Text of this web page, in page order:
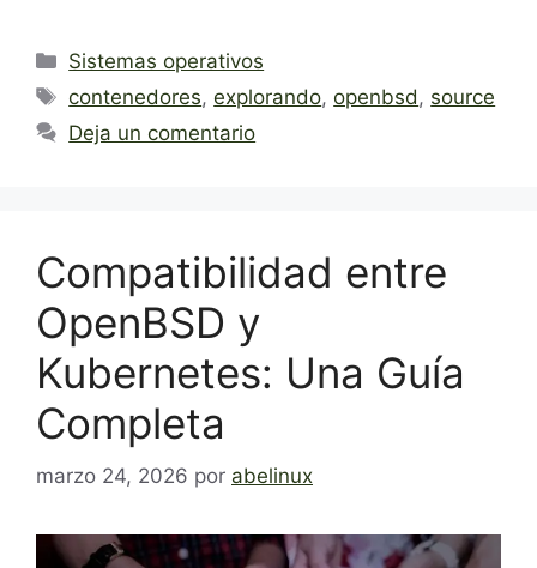
Categorías
Sistemas operativos
Etiquetas
contenedores,explorando,openbsd , source
Deja un comentario
Compatibilidad entre
OpenBSD y
Kubernetes: Una Guía
Completa
marzo 24, 2026 por abelinux